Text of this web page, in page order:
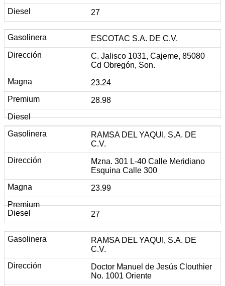
27
ESCOTAC S.A. DE C.V.
C. Jalisco 1031, Cajeme, 85080
Cd Obregón, Son.
23.24
28.98
RAMSA DEL YAQUI, S.A. DE
C.V.
Mzna. 301 L-40 Calle Meridiano
Esquina Calle 300
23.99
27
RAMSA DEL YAQUI, S.A. DE
C.V.
Doctor Manuel de Jesús Clouthier
No. 1001 Oriente